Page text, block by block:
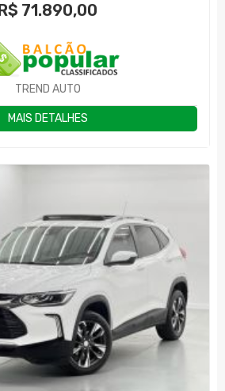
R$ 71.890,00
TREND AUTO
MAIS DETALHES